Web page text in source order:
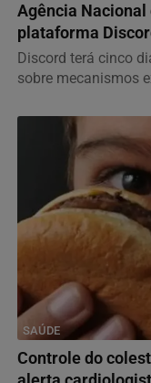
Agência Nacional
plataforma
Discord terá cinco
sobre mecanismos
SAÚDE
Controle do